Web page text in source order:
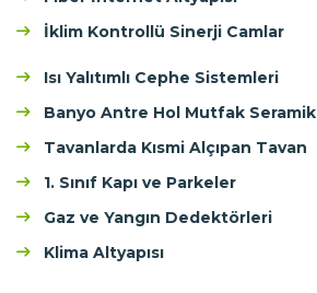
İklim Kontrollü Sinerji Camlar
Isı Yalıtımlı Cephe Sistemleri
Banyo Antre Hol Mutfak Seramik
Tavanlarda Kısmi Alçıpan Tavan
1. Sınıf Kapı ve Parkeler
Gaz ve Yangın Dedektörleri
Klima Altyapısı